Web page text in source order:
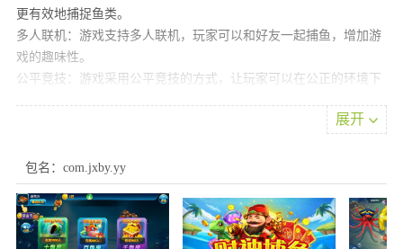
更有效地捕捉鱼类。
多人联机：游戏支持多人联机，玩家可以和好友一起捕鱼，增加游
戏的趣味性。
公平竞技：游戏采用公平竞技的方式，让玩家可以在公正的环境下
展开
包名：com.jxby.yy